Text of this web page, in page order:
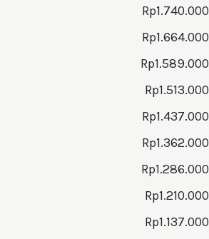
Rp1.740.000
Rp1.664.000
Rp1.589.000
Rp1.513.000
Rp1.437.000
Rp1.362.000
Rp1.286.000
Rp1.210.000
Rp1.137.000